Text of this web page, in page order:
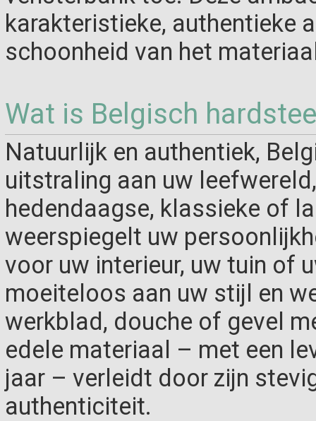
karakteristieke, authentieke
schoonheid van het
Wat is Belgisch
Natuurlijk en authentiek,
uitstraling aan uw
hedendaagse, klassieke of
weerspiegelt uw
voor uw interieur, uw tuin of
moeiteloos aan uw stijl en
werkblad, douche of gevel
edele materiaal – met een
jaar – verleidt door zijn
authenticiteit.